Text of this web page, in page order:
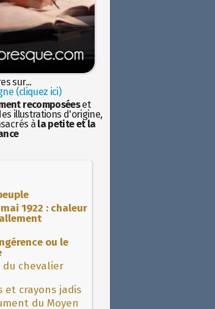
sur...
(cliquez ici)
recomposéeset
illustrations d'origine,
à la petite et la
1922 : chaleur
ou le
du chevalier
et crayons jadis
du Moyen